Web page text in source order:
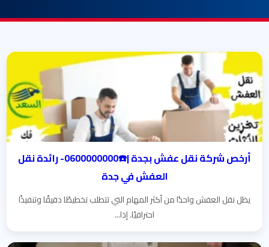
أرخص شركة نقل عفش بجدة |☎️0600000000- رائدة نقل
العفش في جدة
يظل نقل العفش واحدًا من أكثر المهام التي تتطلب تخطيطًا دقيقًا وتنفيذًا
احترافيًا. إذا...